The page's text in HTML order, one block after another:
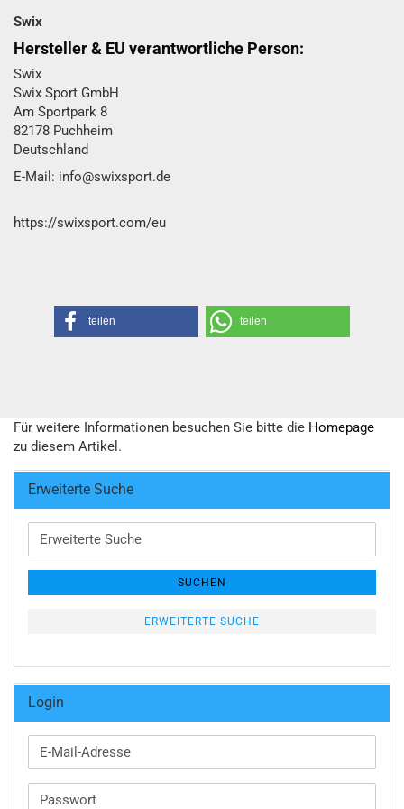
Swix
Hersteller & EU verantwortliche Person:
Swix
Swix Sport GmbH​
Am Sportpark 8
82178 Puchheim
Deutschland
E-Mail: info@swixsport.de
https://swixsport.com/eu
teilen teilen
Für weitere Informationen besuchen Sie bitte die Homepage
zu diesem Artikel.
Erweiterte Suche
Erweiterte
Suche
SUCHEN
ERWEITERTE SUCHE
Login
E-
Mail-
Passwort